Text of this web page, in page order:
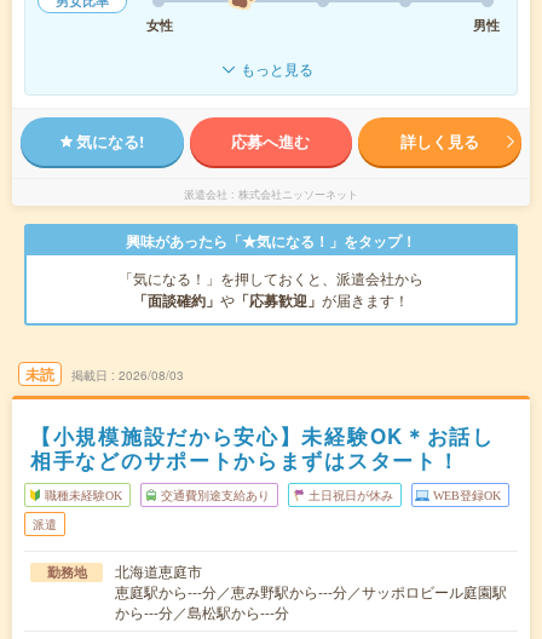
女性
男性
もっと見る
気になる! 応募へ進む 詳しく見る
派遣会社 株式会社ニッソーネット
興味があったら「★気になる！」をタップ！
「気になる！」を押しておくと、派遣会社から
「面談確約」 や 「応募歓迎」 が届きます！
未読 掲載日 2026/08/03
【小規模施設だから安心】未経験OK＊お話し
相手などのサポートからまずはスタート！
職種未経験OK 交通費別途支給あり 土日祝日が休み WEB登録OK
派遣
勤務地
北海道恵庭市
恵庭駅から---分／恵み野駅から---分／サッポロビール庭園駅
から---分／島松駅から---分